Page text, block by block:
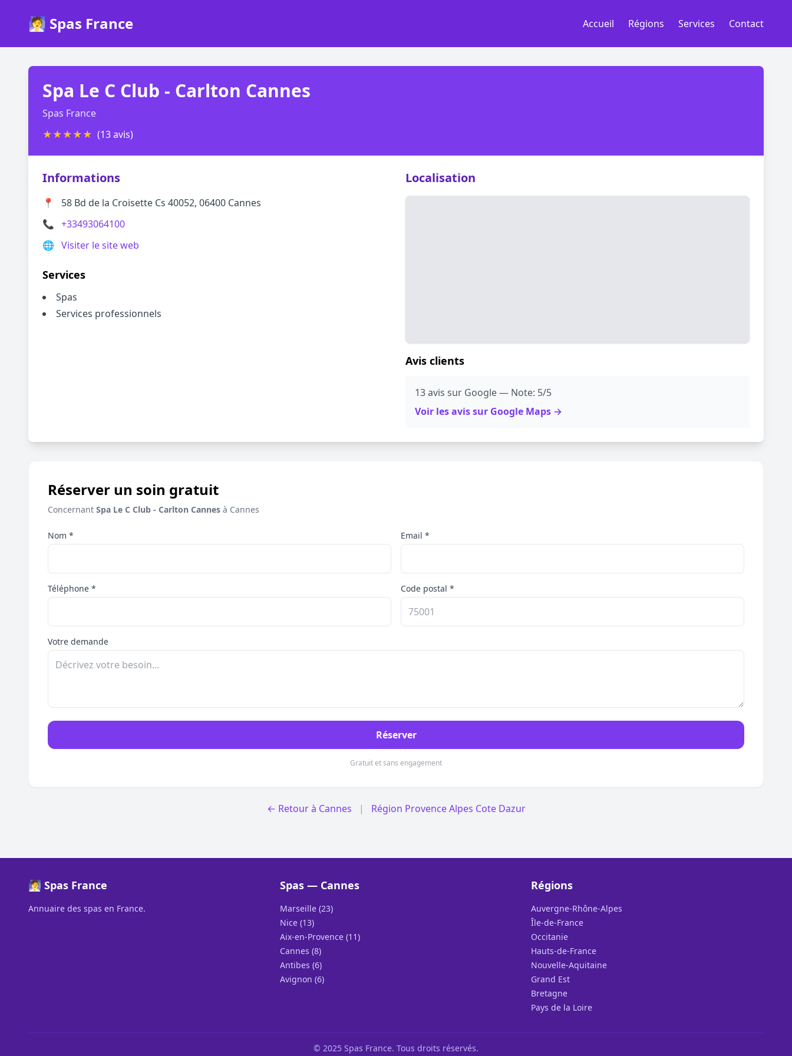
🧖 Spas France Accueil Régions Services Contact
Spa Le C Club - Carlton Cannes
Spas France
★★★★★ (13 avis)
Informations
📍
58 Bd de la Croisette Cs 40052, 06400 Cannes
📞 +33493064100
🌐 Visiter le site web
Services
Spas
Services professionnels
Localisation
Avis clients
13 avis sur Google — Note: 5/5
Voir les avis sur Google Maps →
Réserver un soin gratuit
Concernant Spa Le C Club - Carlton Cannes à Cannes
Nom * Email *
Téléphone * Code postal *
Votre demande
Réserver
Gratuit et sans engagement
← Retour à Cannes | Région Provence Alpes Cote Dazur
🧖 Spas France
Annuaire des spas en France.
Spas — Cannes
Marseille (23)
Nice (13)
Aix-en-Provence (11)
Cannes (8)
Antibes (6)
Avignon (6)
Régions
Auvergne-Rhône-Alpes
Île-de-France
Occitanie
Hauts-de-France
Nouvelle-Aquitaine
Grand Est
Bretagne
Pays de la Loire
© 2025 Spas France. Tous droits réservés.